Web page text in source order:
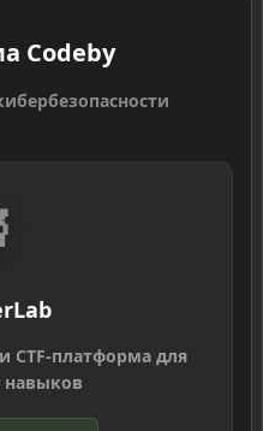
Codeby
CTF-платформа для
навыков